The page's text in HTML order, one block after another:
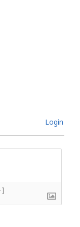
Login